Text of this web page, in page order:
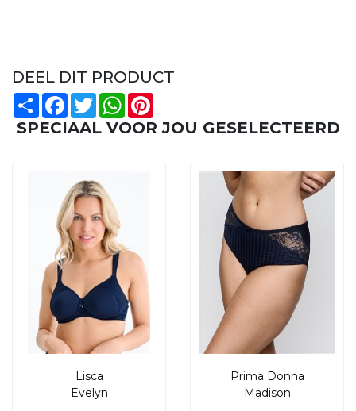
DEEL DIT PRODUCT
Share Facebook
TwitterWhatsApp
SPECIAAL VOOR JOU GESELECTEERD
Lisca
Evelyn
Prima Donna
Madison